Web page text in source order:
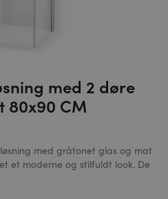
med 2 døre
80x90 CM
med gråtonet glas og mat
et moderne og stilfuldt look. De